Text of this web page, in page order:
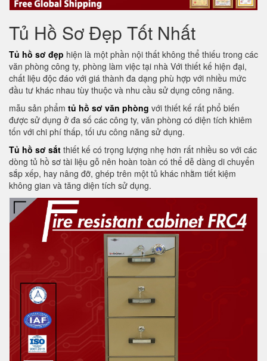
Tủ Hồ Sơ Đẹp Tốt Nhất
Tủ hồ sơ đẹp hiện là một phần nội thất không thể thiếu trong các
văn phòng công ty, phòng làm việc tại nhà Với thiết kế hiện đại,
chất liệu độc đáo với giá thành đa dạng phù hợp với nhiều mức
đầu tư khác nhau tùy thuộc và nhu cầu sử dụng công năng.
mẫu sản phẩm tủ hồ sơ văn phòng với thiết kế rất phổ biến
được sử dụng ở đa số các công ty, văn phòng có diện tích khiêm
tốn với chi phí thấp, tối ưu công năng sử dụng.
Tủ hồ sơ sắt thiết kế có trọng lượng nhẹ hơn rất nhiều so với các
dòng tủ hồ sơ tài liệu gỗ nên hoàn toàn có thể dễ dàng di chuyển
sắp xếp, hay nâng đỡ, ghép trên một tủ khác nhằm tiết kiệm
không gian và tăng diện tích sử dụng.